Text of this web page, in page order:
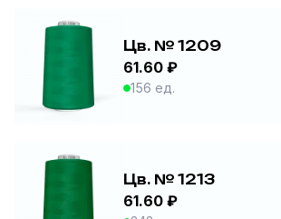
Цв. № 1209
61.60 ₽
156 ед.
Цв. № 1213
61.60 ₽